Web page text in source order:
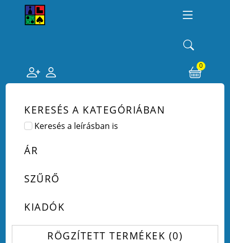
0
KERESÉS A KATEGÓRIÁBAN
Keresés a leírásban is
ÁR
SZŰRŐ
KIADÓK
RÖGZÍTETT TERMÉKEK 0